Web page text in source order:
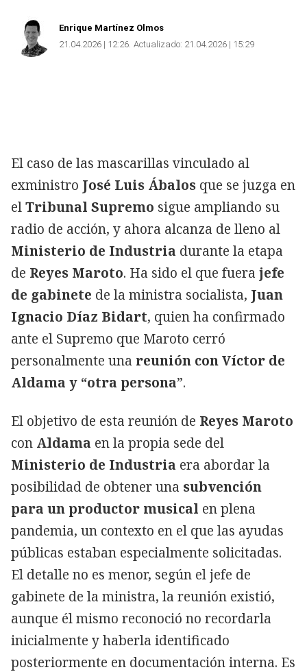
Enrique Martínez Olmos
21.04.2026 | 12:26 Actualizado: 21.04.2026 | 15:29
El caso de las mascarillas vinculado al
exministro José Luis Ábalos que se juzga en
elTribunal Supremo sigue ampliando su
radio de acción, y ahora alcanza de lleno al
Ministerio de Industria durante la etapa
de Reyes Maroto. Ha sido el que fuera jefe
de gabinete de la ministra socialista, Juan
Ignacio Díaz Bidart, quien ha confirmado
ante el Supremo que Maroto cerró
personalmente una reunión con Víctor de
Aldama y “otra persona”.
El objetivo de esta reunión de Reyes Maroto
con Aldama en la propia sede del
Ministerio de Industria era abordar la
posibilidad de obtener una subvención
para un productor musical en plena
pandemia, un contexto en el que las ayudas
públicas estaban especialmente solicitadas.
El detalle no es menor, según el jefe de
gabinete de la ministra, la reunión existió,
aunque él mismo reconoció no recordarla
inicialmente y haberla identificado
posteriormente en documentación interna. Es